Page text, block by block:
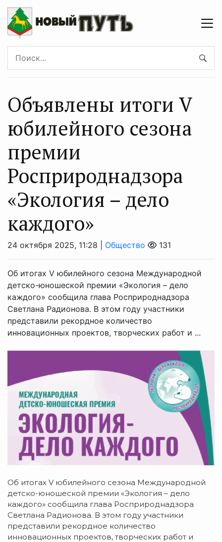
Объявлены итоги V
юбилейного сезона
премии
Росприроднадзора
«Экология – дело
каждого»
24 октября 2025, 11:28 | Общество 131
Об итогах V юбилейного сезона Международной
детско-юношеской премии «Экология – дело
каждого» сообщила глава Росприроднадзора
Светлана Радионова. В этом году участники
представили рекордное количество
инновационных проектов, творческих работ и ...
Об итогах V юбилейного сезона Международной
детско-юношеской премии «Экология – дело
каждого» сообщила глава Росприроднадзора
Светлана Радионова. В этом году участники
представили рекордное количество
инновационных проектов, творческих работ и